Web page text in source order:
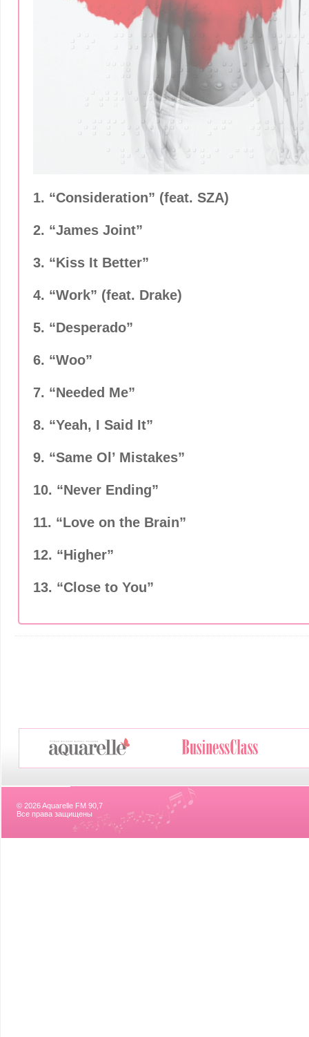
1. “Consideration” (feat. SZA)
2. “James Joint”
3. “Kiss It Better”
4. “Work” (feat. Drake)
5. “Desperado”
6. “Woo”
7. “Needed Me”
8. “Yeah, I Said It”
9. “Same Ol’ Mistakes”
10. “Never Ending”
11. “Love on the Brain”
12. “Higher”
13. “Close to You”
© 2026 Aquarelle FM 90,7
Все права защищены